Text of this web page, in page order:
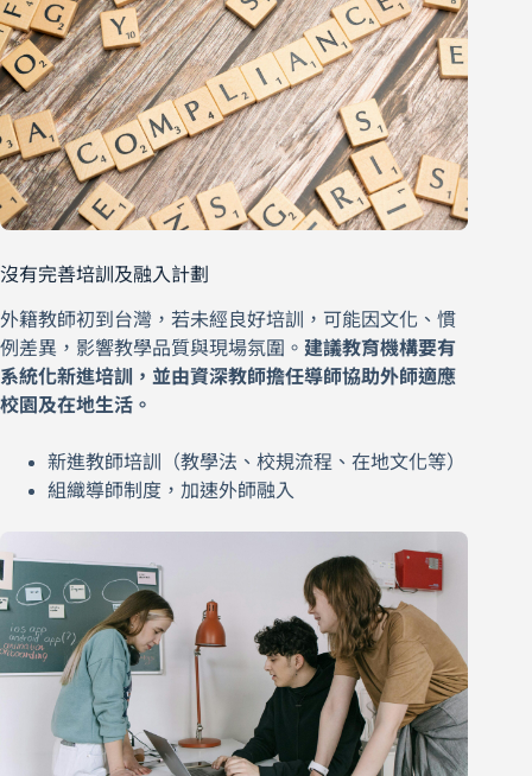
沒有完善培訓及融入計劃
外籍教師初到台灣，若未經良好培訓，可能因文化、慣
例差異，影響教學品質與現場氛圍。 建議教育機構要有
系統化新進培訓，並由資深教師擔任導師協助外師適應
校園及在地生活。
新進教師培訓（教學法、校規流程、在地文化等）
組織導師制度，加速外師融入